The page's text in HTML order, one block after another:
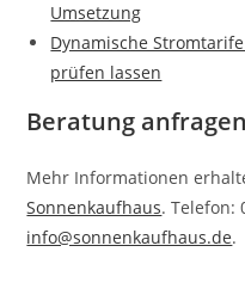
Umsetzung
Dynamische
prüfen lassen
Beratung anfragen
Mehr Informationen
Sonnenkaufhaus. Telefon:
info@sonnenkaufhaus.de.